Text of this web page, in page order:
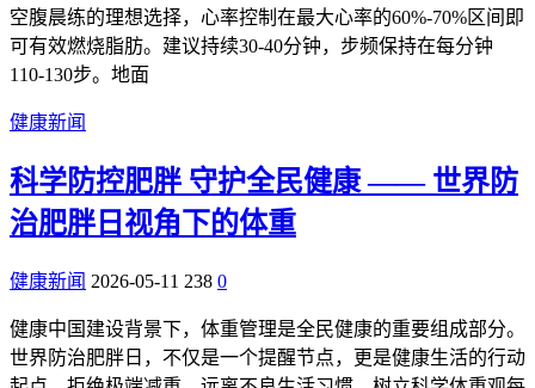
空腹晨练的理想选择，心率控制在最大心率的60%-70%区间即
可有效燃烧脂肪。建议持续30-40分钟，步频保持在每分钟
110-130步。地面
健康新闻
科学防控肥胖 守护全民健康 —— 世界防
治肥胖日视角下的体重
健康新闻 2026-05-11 238 0
健康中国建设背景下，体重管理是全民健康的重要组成部分。
世界防治肥胖日，不仅是一个提醒节点，更是健康生活的行动